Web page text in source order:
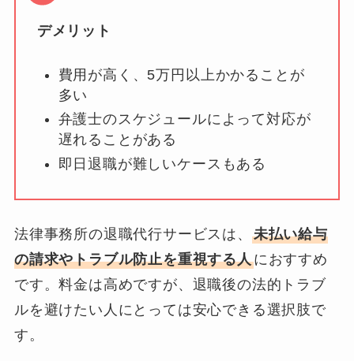
デメリット
費用が高く、5万円以上かかることが
多い
弁護士のスケジュールによって対応が
遅れることがある
即日退職が難しいケースもある
法律事務所の退職代行サービスは、 未払い給与
の請求やトラブル防止を重視する人におすすめ
です。料金は高めですが、退職後の法的トラブ
ルを避けたい人にとっては安心できる選択肢で
す。